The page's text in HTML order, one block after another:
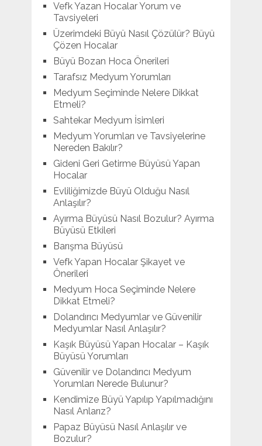
Vefk Yazan Hocalar Yorum ve
Tavsiyeleri
Üzerimdeki Büyü Nasıl Çözülür? Büyü
Çözen Hocalar
Büyü Bozan Hoca Önerileri
Tarafsız Medyum Yorumları
Medyum Seçiminde Nelere Dikkat
Etmeli?
Sahtekar Medyum İsimleri
Medyum Yorumları ve Tavsiyelerine
Nereden Bakılır?
Gideni Geri Getirme Büyüsü Yapan
Hocalar
Evliliğimizde Büyü Olduğu Nasıl
Anlaşılır?
Ayırma Büyüsü Nasıl Bozulur? Ayırma
Büyüsü Etkileri
Barışma Büyüsü
Vefk Yapan Hocalar Şikayet ve
Önerileri
Medyum Hoca Seçiminde Nelere
Dikkat Etmeli?
Dolandırıcı Medyumlar ve Güvenilir
Medyumlar Nasıl Anlaşılır?
Kaşık Büyüsü Yapan Hocalar – Kaşık
Büyüsü Yorumları
Güvenilir ve Dolandırıcı Medyum
Yorumları Nerede Bulunur?
Kendimize Büyü Yapılıp Yapılmadığını
Nasıl Anlarız?
Papaz Büyüsü Nasıl Anlaşılır ve
Bozulur?